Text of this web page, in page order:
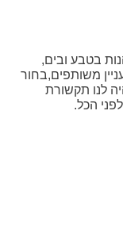
בטבע ובים,
משותפים,בחור
לנו תקשורת
הכל.